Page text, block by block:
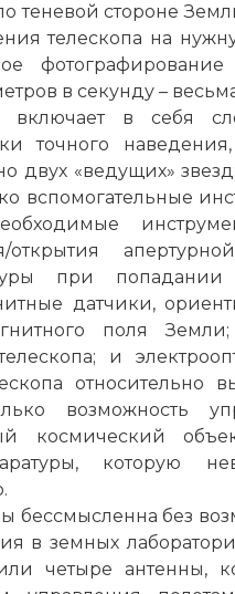
теневой стороне
телескопа на
фотографирование
в секунду –
включает в себя
точного
двух «ведущих»
вспомогательные
открытия
при
датчики,
поля
и
относительно
возможность
космический
которую
бессмысленна без
в земных
четыре антенны,